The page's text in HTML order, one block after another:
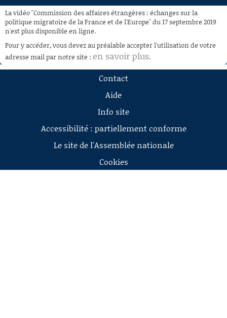
À LA DEMANDE
RECHERCHE
AIDE À LA DÉCOUPE
DE VIDÉOS
La vidéo "Commission des affaires étrangères : échanges sur la
politique migratoire de la France et de l'Europe" du 17 septembre 2019
n'est plus disponible en ligne.
Pour y accéder, vous devez au préalable accepter l'utilisation de votre
adresse mail par notre site : en savoir plus.
Contact
Aide
Info site
Accessibilité : partiellement conforme
Le site de l'Assemblée nationale
Cookies